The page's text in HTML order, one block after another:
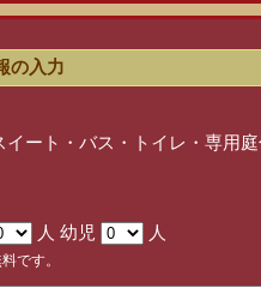
の入力
ト・バス・トイレ・専用庭
人 幼児 人
です。